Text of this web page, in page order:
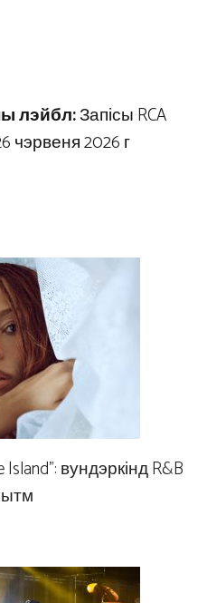
лэйбл:Запісы RCA
чэрвеня 2026 г
Island”: вундэркінд R&B